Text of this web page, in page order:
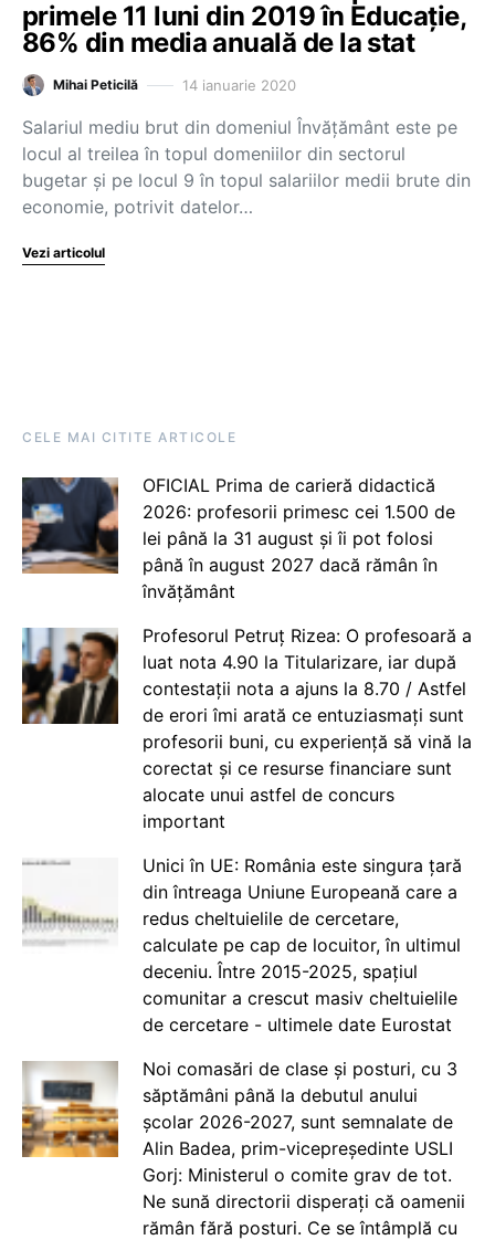
primele 11 luni din 2019 în Educație,
86% din media anuală de la stat
Mihai Peticilă 14 ianuarie 2020
Salariul mediu brut din domeniul Învățământ este pe
locul al treilea în topul domeniilor din sectorul
bugetar și pe locul 9 în topul salariilor medii brute din
economie, potrivit datelor…
Vezi articolul
CELE MAI CITITE ARTICOLE
OFICIAL Prima de carieră didactică
2026: profesorii primesc cei 1.500 de
lei până la 31 august și îi pot folosi
până în august 2027 dacă rămân în
învățământ
Profesorul Petruț Rizea: O profesoară a
luat nota 4.90 la Titularizare, iar după
contestații nota a ajuns la 8.70 / Astfel
de erori îmi arată ce entuziasmați sunt
profesorii buni, cu experiență să vină la
corectat și ce resurse financiare sunt
alocate unui astfel de concurs
important
Unici în UE: România este singura țară
din întreaga Uniune Europeană care a
redus cheltuielile de cercetare,
calculate pe cap de locuitor, în ultimul
deceniu. Între 2015-2025, spațiul
comunitar a crescut masiv cheltuielile
de cercetare - ultimele date Eurostat
Noi comasări de clase și posturi, cu 3
săptămâni până la debutul anului
școlar 2026-2027, sunt semnalate de
Alin Badea, prim-vicepreședinte USLI
Gorj: Ministerul o comite grav de tot.
Ne sună directorii disperați că oamenii
rămân fără posturi. Ce se întâmplă cu